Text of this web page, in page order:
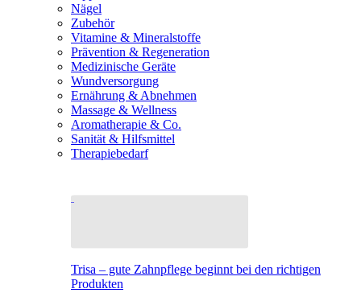
Nägel
Zubehör
Vitamine & Mineralstoffe
Prävention & Regeneration
Medizinische Geräte
Wundversorgung
Ernährung & Abnehmen
Massage & Wellness
Aromatherapie & Co.
Sanität & Hilfsmittel
Therapiebedarf
Trisa – gute Zahnpflege beginnt bei den richtigen
Produkten